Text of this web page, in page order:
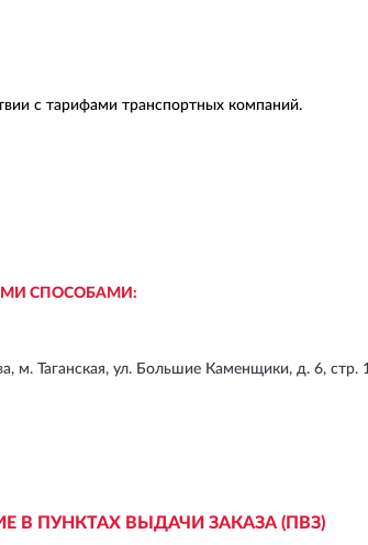
с тарифами транспортных компаний.
СПОСОБАМИ:
м. Таганская, ул. Большие Каменщики, д. 6, стр. 1
В ПУНКТАХВЫДАЧИ ЗАКАЗА (ПВЗ)